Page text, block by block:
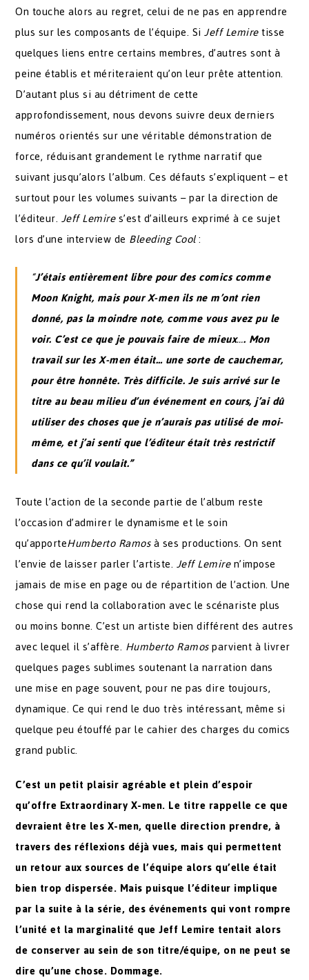
On touche alors au regret, celui de ne pas en apprendre
plus sur les composants de l’équipe. SiJeff Lemiretisse
quelques liens entre certains membres, d’autres sont à
peine établis et mériteraient qu’on leur prête attention.
D’autant plus si au détriment de cette
approfondissement, nous devons suivre deux derniers
numéros orientés sur une véritable démonstration de
force, réduisant grandement le rythme narratif que
suivant jusqu’alors l’album. Ces défauts s’expliquent – et
surtout pour les volumes suivants – par la direction de
l’éditeur. Jeff Lemires’est d’ailleurs exprimé à ce sujet
lors d’une interview de Bleeding Cool:
“J’étais entièrement libre pour des comics comme
Moon Knight, mais pour X-men ils ne m’ont rien
donné, pas la moindre note, comme vous avez pu le
voir. C’est ce que je pouvais faire de mieux…. Mon
travail sur les X-men était… une sorte de cauchemar,
pour être honnête. Très difficile. Je suis arrivé sur le
titre au beau milieu d’un événement en cours, j’ai dû
utiliser des choses que je n’aurais pas utilisé de moi-
même, et j’ai senti que l’éditeur était très restrictif
dans ce qu’il voulait.”
Toute l’action de la seconde partie de l’album reste
l’occasion d’admirer le dynamisme et le soin
qu’apporteHumberto Ramosà ses productions. On sent
l’envie de laisser parler l’artiste. Jeff Lemiren’impose
jamais de mise en page ou de répartition de l’action. Une
chose qui rend la collaboration avec le scénariste plus
ou moins bonne. C’est un artiste bien différent des autres
avec lequel il s’affère. Humberto Ramosparvient à livrer
quelques pages sublimes soutenant la narration dans
une mise en page souvent, pour ne pas dire toujours,
dynamique. Ce qui rend le duo très intéressant, même si
quelque peu étouffé par le cahier des charges du comics
grand public.
C’est un petit plaisir agréable et plein d’espoir
qu’offre Extraordinary X-men. Le titre rappelle ce que
devraient être les X-men, quelle direction prendre, à
travers des réflexions déjà vues, mais qui permettent
un retour aux sources de l’équipe alors qu’elle était
bien trop dispersée. Mais puisque l’éditeur implique
par la suite à la série, des événements qui vont rompre
l’unité et la marginalité que Jeff Lemire tentait alors
de conserver au sein de son titre/équipe, on ne peut se
dire qu’une chose. Dommage.